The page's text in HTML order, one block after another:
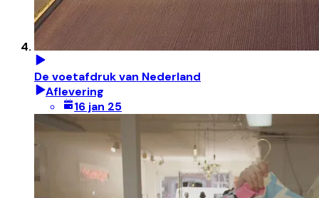
De voetafdruk van Nederland
Aflevering
16 jan 25